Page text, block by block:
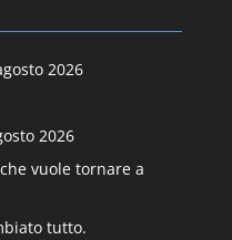
2026
2026
vuole tornare a
tutto.